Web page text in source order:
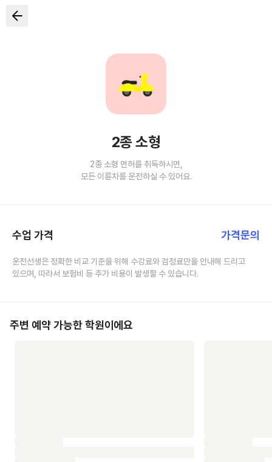
2종 소형
2종 소형 면허를 취득하시면,
모든 이륜차를 운전하실 수 있어요.
수업 가격 가격문의
운전선생은 정확한 비교 기준을 위해 수강료와 검정료만을 안내해 드리고
있으며, 따라서 보험비 등 추가 비용이 발생할 수 있습니다.
주변 예약 가능한 학원이에요